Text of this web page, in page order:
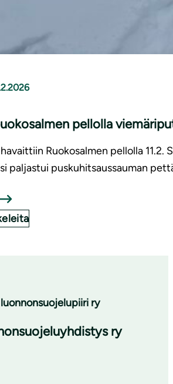
pellolla
Ruokosalmen pellolla
paljastui puskuhitsaussauman
ry
ry